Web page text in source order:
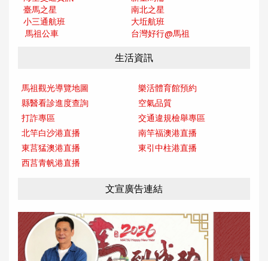
臺馬之星
南北之星
小三通航班
大坵航班
馬祖公車
台灣好行@馬祖
生活資訊
馬祖觀光導覽地圖
樂活體育館預約
縣醫看診進度查詢
空氣品質
打詐專區
交通違規檢舉專區
北竿白沙港直播
南竿福澳港直播
東莒猛澳港直播
東引中柱港直播
西莒青帆港直播
文宣廣告連結